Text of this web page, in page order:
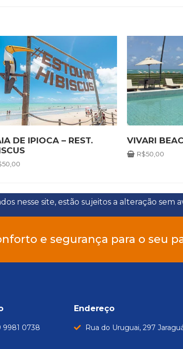
DE IPIOCA – REST.
50,00
VIVARI
R$50,00
nesse site, estão sujeitos a alteração sem
e segurança para o seu
9981 0738
Endereço
Rua do Uruguai, 297